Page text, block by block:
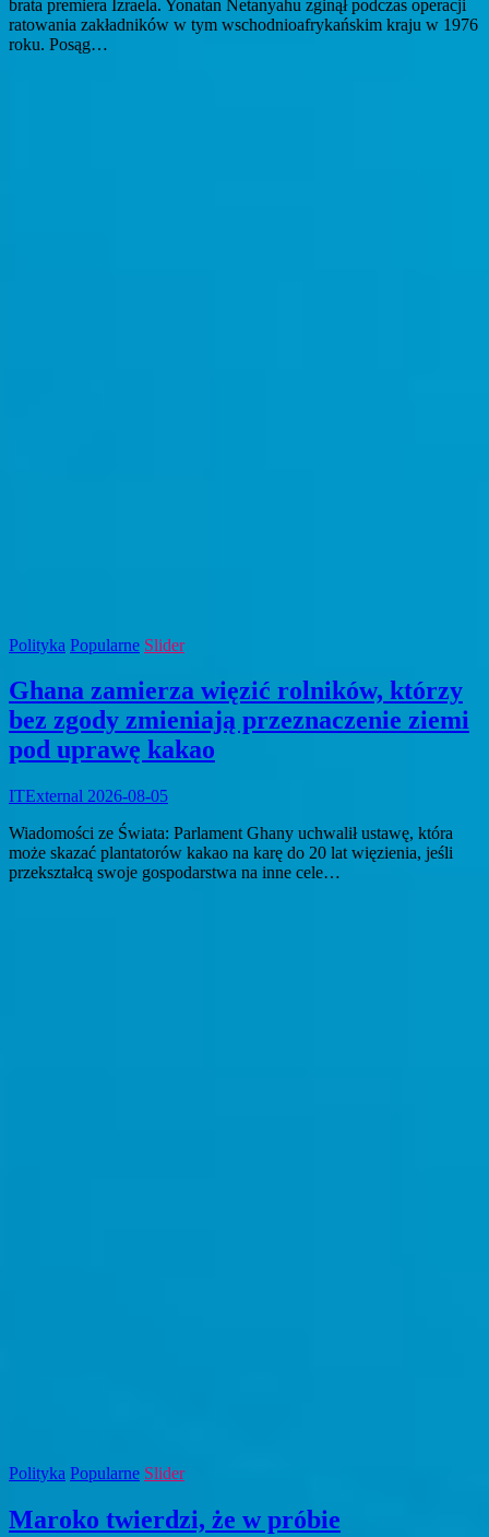
brata premiera Izraela. Yonatan Netanyahu zginął podczas operacji
ratowania zakładników w tym wschodnioafrykańskim kraju w 1976
roku. Posąg…
Polityka Popularne Slider
Ghana zamierza więzić rolników, którzy
bez zgody zmieniają przeznaczenie ziemi
pod uprawę kakao
ITExternal 2026-08-05
Wiadomości ze Świata: Parlament Ghany uchwalił ustawę, która
może skazać plantatorów kakao na karę do 20 lat więzienia, jeśli
przekształcą swoje gospodarstwa na inne cele…
Polityka Popularne Slider
Maroko twierdzi, że w próbie